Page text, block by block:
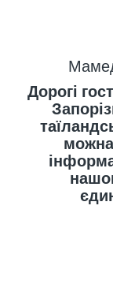
Дорогі